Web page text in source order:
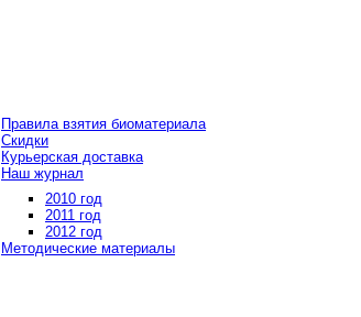
Правила взятия биоматериала
Скидки
Курьерская доставка
Наш журнал
2010 год
2011 год
2012 год
Методические материалы